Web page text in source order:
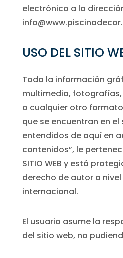
electrónico a la
USO DEL SITIO
Toda la información
multimedia, fotografías,
o cualquier otro
que se encuentran en el
entendidos de aquí en
contenidos”, le
SITIO WEB y está
derecho de autor a
internacional.
El usuario asume la
del sitio web, no